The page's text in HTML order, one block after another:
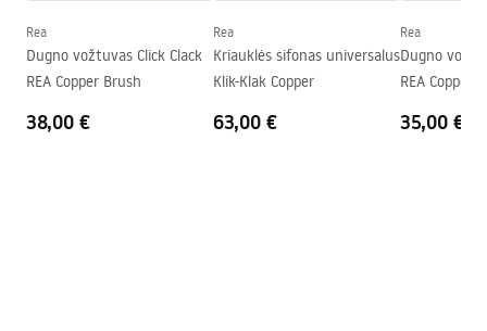
Forma
Skylė baterijom
Ne
Rea
Dugno vožtuvas Click Clack
REA Copper Brush
38,00 €
Rea
Kriauklės sifonas universalus
Klik-Klak Copper
63,00 €
Rea
Dugno
REA Copper
35,00 €